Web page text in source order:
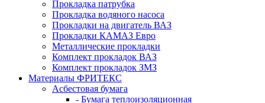
Прокладка патрубка
Прокладка водяного насоса
Прокладки на двигатель ВАЗ
Прокладки КАМАЗ Евро
Металлические прокладки
Комплект прокладок ВАЗ
Комплект прокладок ЗМЗ
Материалы ФРИТЕКС
Асбестовая бумага
- Бумага теплоизоляционная